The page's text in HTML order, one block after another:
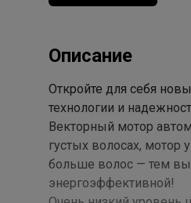
Описание
Откройте для себя
технологии и
Векторный мотор
густых волосах, мотор
больше волос — тем
энергоэффективной!